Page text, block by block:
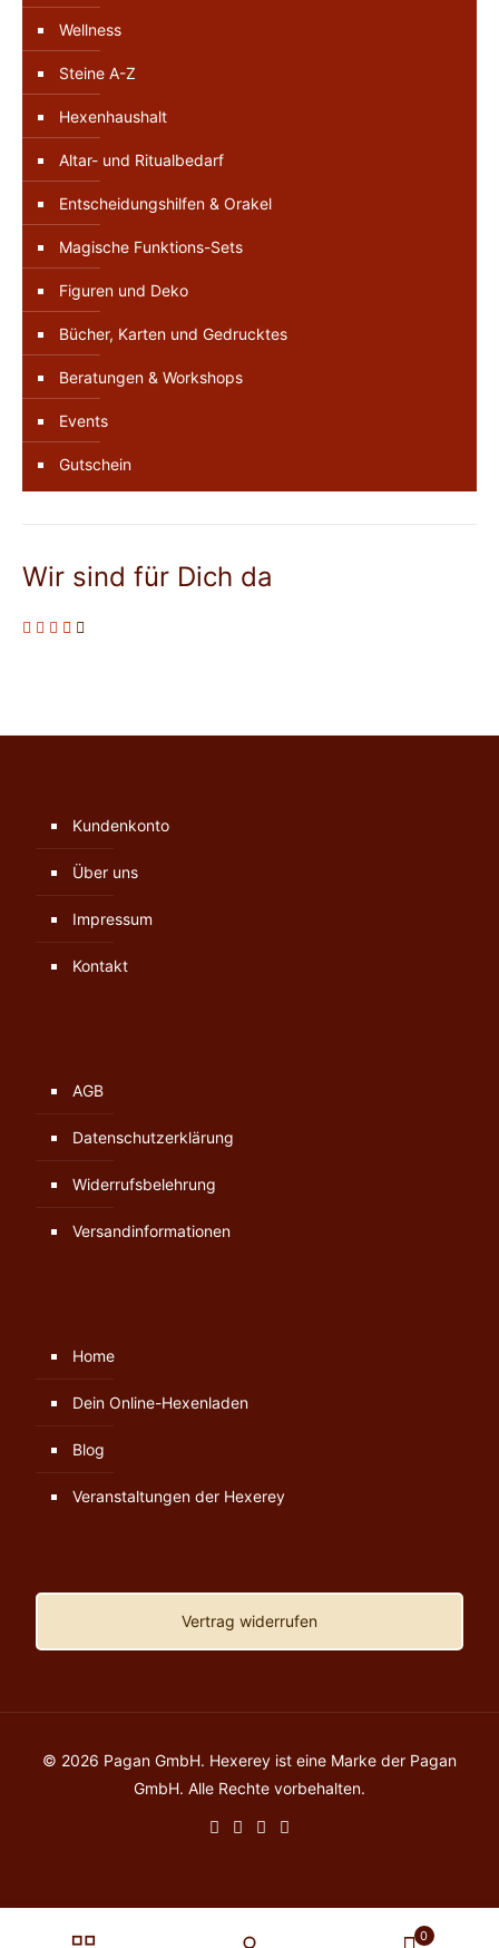
Wellness
Steine A-Z
Hexenhaushalt
Altar- und Ritualbedarf
Entscheidungshilfen & Orakel
Magische Funktions-Sets
Figuren und Deko
Bücher, Karten und Gedrucktes
Beratungen & Workshops
Events
Gutschein
Wir sind für Dich da
Kundenkonto
Über uns
Impressum
Kontakt
AGB
Datenschutzerklärung
Widerrufsbelehrung
Versandinformationen
Home
Dein Online-Hexenladen
Blog
Veranstaltungen der Hexerey
Vertrag widerrufen
© 2026 Pagan GmbH. Hexerey ist eine Marke der Pagan
GmbH. Alle Rechte vorbehalten.
0